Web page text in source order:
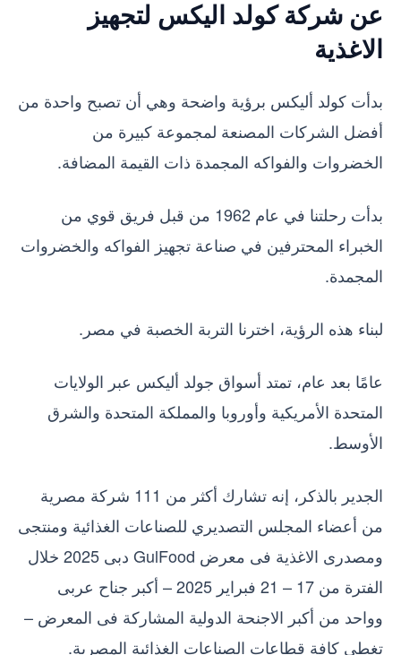
عن شركة كولد اليكس لتجهيز
الاغذية
بدأت كولد أليكس برؤية واضحة وهي أن تصبح واحدة من
أفضل الشركات المصنعة لمجموعة كبيرة من
الخضروات والفواكه المجمدة ذات القيمة المضافة.
بدأت رحلتنا في عام 1962 من قبل فريق قوي من
الخبراء المحترفين في صناعة تجهيز الفواكه والخضروات
المجمدة.
لبناء هذه الرؤية، اخترنا التربة الخصبة في مصر.
عامًا بعد عام، تمتد أسواق جولد أليكس عبر الولايات
المتحدة الأمريكية وأوروبا والمملكة المتحدة والشرق
الأوسط.
الجدير بالذكر، إنه تشارك أكثر من 111 شركة مصرية
من أعضاء المجلس التصديري للصناعات الغذائية ومنتجى
ومصدرى الاغذية فى معرض GulFood دبى 2025 خلال
الفترة من 17 – 21 فبراير 2025 – أكبر جناح عربى
وواحد من أكبر الاجنحة الدولية المشاركة فى المعرض –
تغطى كافة قطاعات الصناعات الغذائية المصرية.